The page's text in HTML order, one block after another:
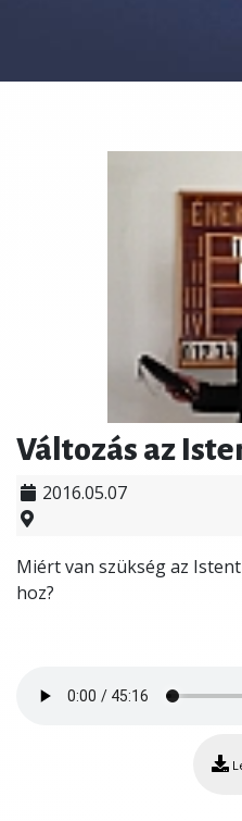
Változás az
2016.05.07
Miért van szükség az
hoz?